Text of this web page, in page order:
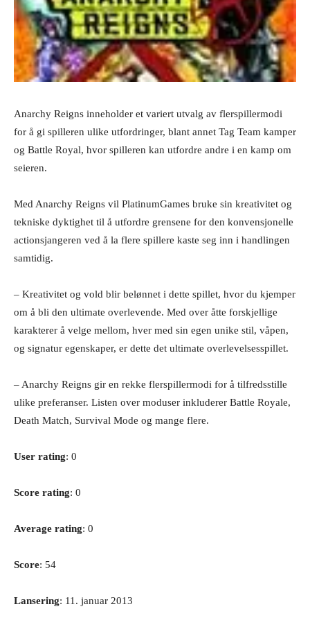
Anarchy Reigns inneholder et variert utvalg av flerspillermodi
for å gi spilleren ulike utfordringer, blant annet Tag Team kamper
og Battle Royal, hvor spilleren kan utfordre andre i en kamp om
seieren.
Med Anarchy Reigns vil PlatinumGames bruke sin kreativitet og
tekniske dyktighet til å utfordre grensene for den konvensjonelle
actionsjangeren ved å la flere spillere kaste seg inn i handlingen
samtidig.
– Kreativitet og vold blir belønnet i dette spillet, hvor du kjemper
om å bli den ultimate overlevende. Med over åtte forskjellige
karakterer å velge mellom, hver med sin egen unike stil, våpen,
og signatur egenskaper, er dette det ultimate overlevelsesspillet.
– Anarchy Reigns gir en rekke flerspillermodi for å tilfredsstille
ulike preferanser. Listen over moduser inkluderer Battle Royale,
Death Match, Survival Mode og mange flere.
User rating: 0
Score rating: 0
Average rating: 0
Score: 54
Lansering: 11. januar 2013